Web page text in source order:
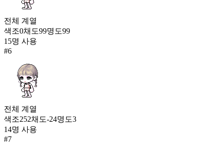
전체 계열
색조0채도99명도99
15명 사용
#6
전체 계열
색조252채도-24명도3
14명 사용
#7